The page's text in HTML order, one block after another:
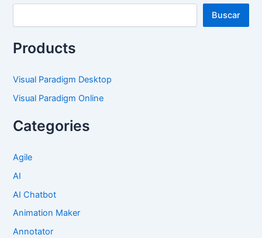
Buscar
Products
Visual Paradigm Desktop
Visual Paradigm Online
Categories
Agile
AI
AI Chatbot
Animation Maker
Annotator